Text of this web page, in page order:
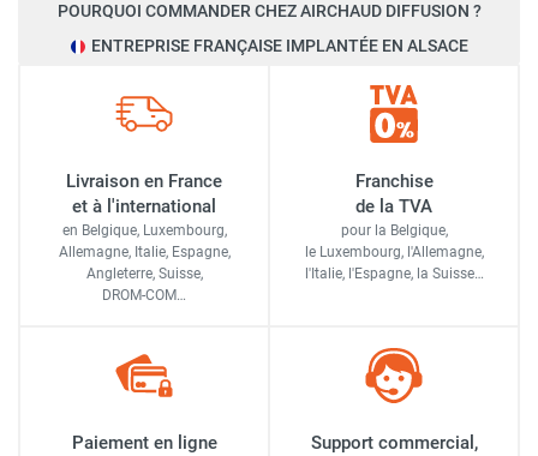
POURQUOI COMMANDER CHEZ AIRCHAUD DIFFUSION ?
ENTREPRISE FRANÇAISE IMPLANTÉE EN ALSACE
Livraison en France
et à l'international
en Belgique, Luxembourg,
Allemagne, Italie, Espagne,
Angleterre, Suisse,
DROM-COM…
Franchise
de la TVA
pour la Belgique,
le Luxembourg, l'Allemagne,
l'Italie, l'Espagne, la Suisse…
Paiement en ligne
Support commercial,